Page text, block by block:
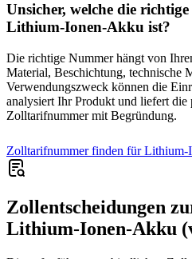
Unsicher, welche die
Lithium-Ionen-Akku ist?
Die richtige Nummer hängt von
Material, Beschichtung, technische
Verwendungszweck können die
analysiert Ihr Produkt und liefert die
Zolltarifnummer mit Begründung.
Zolltarifnummer finden für Lithium-
Zollentscheidungen
Lithium-Ionen-Akku